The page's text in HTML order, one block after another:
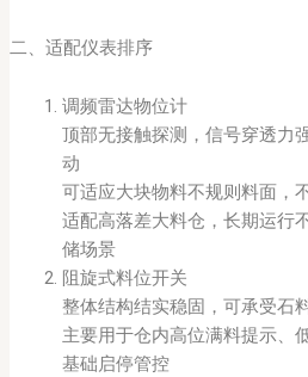
二、适配仪表排序
调频雷达物位计
顶部无接触探测，信号穿透力
动
可适应大块物料不规则料面，
适配高落差大料仓，长期运行
储场景
阻旋式料位开关
整体结构结实稳固，可承受石
主要用于仓内高位满料提示、
基础启停管控